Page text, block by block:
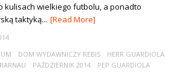
kulisach wielkiego futbolu, a ponadto
taktyką... [Read More]
DOM WYDAWNICZY REBIS
HERR GUARDIOLA
PAŹDZIERNIK 2014 PEP GUARDIOLA